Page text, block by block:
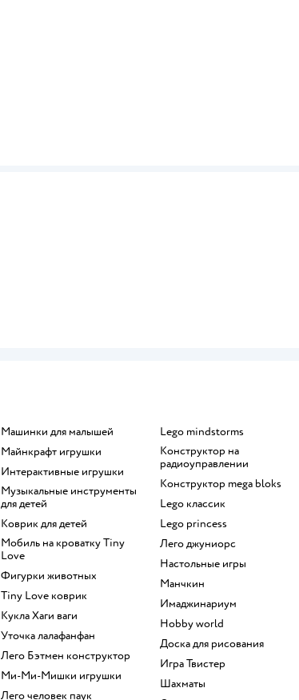
Машинки для малышей
Майнкрафт игрушки
Интерактивные игрушки
Музыкальные инструменты
для детей
Коврик для детей
Мобиль на кроватку Tiny
Love
Фигурки животных
Tiny Love коврик
Кукла Хаги ваги
Уточка лалафанфан
Лего Бэтмен конструктор
Ми-Ми-Мишки игрушки
Лего человек паук
Lego mindstorms
Конструктор на
радиоуправлении
Конструктор mega bloks
Lego классик
Lego princess
Лего джуниорс
Настольные игры
Манчкин
Имаджинариум
Hobby world
Доска для рисования
Игра Твистер
Шахматы